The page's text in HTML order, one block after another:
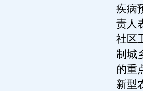
疾病
责人
社区
制城
的重
新型